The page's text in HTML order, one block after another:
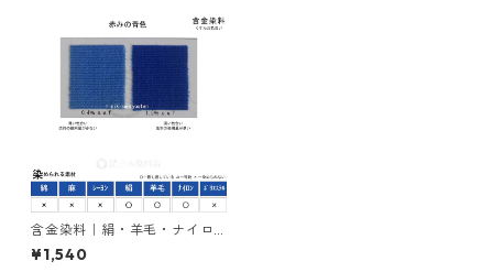
含金染料｜絹・羊毛・ナイロ
ンを染める｜20g｜ラナセッ
トブルー2R（赤みの青色）
¥1,540